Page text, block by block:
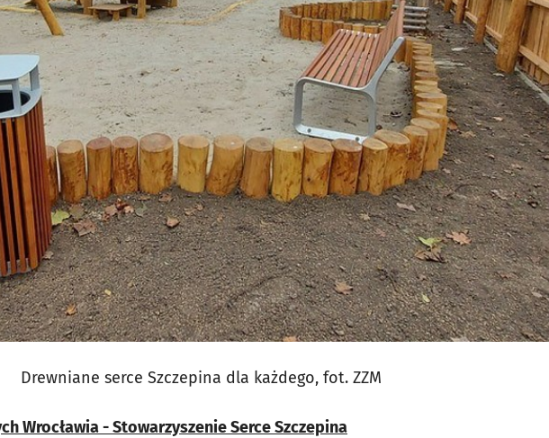
Drewniane serce Szczepina dla każdego, fot. ZZM
Wrocławia - Stowarzyszenie Serce Szczepina